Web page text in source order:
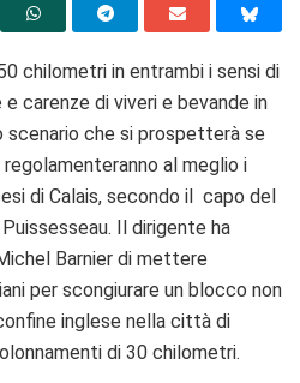
chilometri in entrambi i sensi di
carenze di viveri e bevande in
scenario che si prospetterà se
al meglio i
di Calais, secondo il capo del
Il dirigente ha
Barnier di mettere
per scongiurare un blocco non
inglese nella città di
di 30 chilometri.